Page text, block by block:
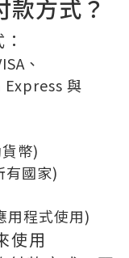
款方式？
、
與
幣)
國家)
用程式使用)
使用